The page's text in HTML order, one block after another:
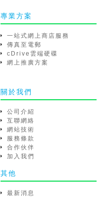
專業方案
一站式網上商店服務
傳真至電郵
cDrive雲端硬碟
網上推廣方案
關於我們
公司介紹
互聯網絡
網站技術
服務條款
合作伙伴
加入我們
其他
最新消息